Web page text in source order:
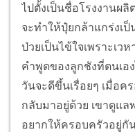
ไปตั้งเป็นชื่อโรงงานผลิ
จะทำให้ปุ๋ยกล้าแกร่งเป็
ป่วยเป็นไข้ใจเพราะเว
คำพูดของลูกชังที่ตนเอ
วันจะดีขึ้นเรื่อยๆ เมื่อ
กลับมาอยู่ด้วย เขาดูแ
อยากให้ครอบครัวอยู่กั